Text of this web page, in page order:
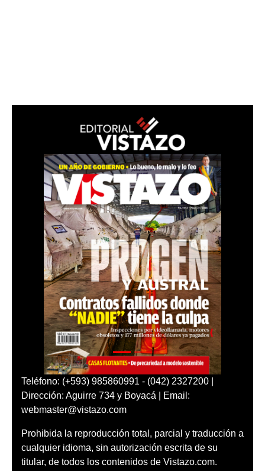
Teléfono: (+593) 985860991 - (042) 2327200 |
Dirección: Aguirre 734 y Boyacá | Email:
webmaster@vistazo.com
Prohibida la reproducción total, parcial y traducción a
cualquier idioma, sin autorización escrita de su
titular, de todos los contenidos de Vistazo.com.